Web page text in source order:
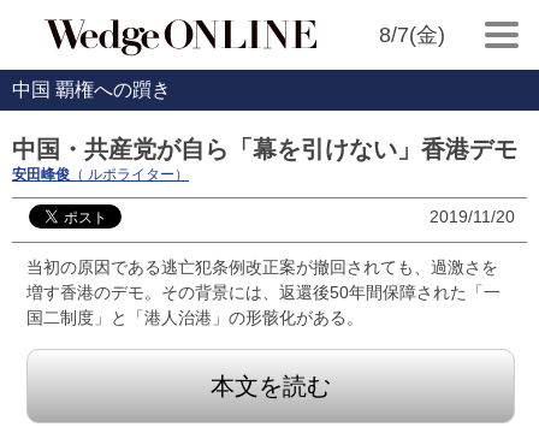
8/7(金)
中国 覇権への躓き
中国・共産党が自ら「幕を引けない」香港デモ
安田峰俊 （ ルポライター）
2019/11/20
当初の原因である逃亡犯条例改正案が撤回されても、過激さを
増す香港のデモ。その背景には、返還後50年間保障された「一
国二制度」と「港人治港」の形骸化がある。
本文を読む